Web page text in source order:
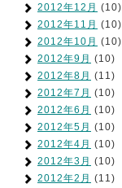
2012年12月 (10)
2012年11月 (10)
2012年10月 (10)
2012年9月 (10)
2012年8月 (11)
2012年7月 (10)
2012年6月 (10)
2012年5月 (10)
2012年4月 (10)
2012年3月 (10)
2012年2月 (11)